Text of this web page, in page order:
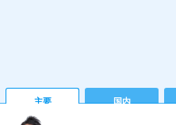
主要 国内